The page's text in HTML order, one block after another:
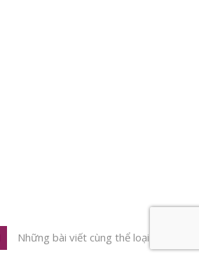
Những bài viết cùng thể loại